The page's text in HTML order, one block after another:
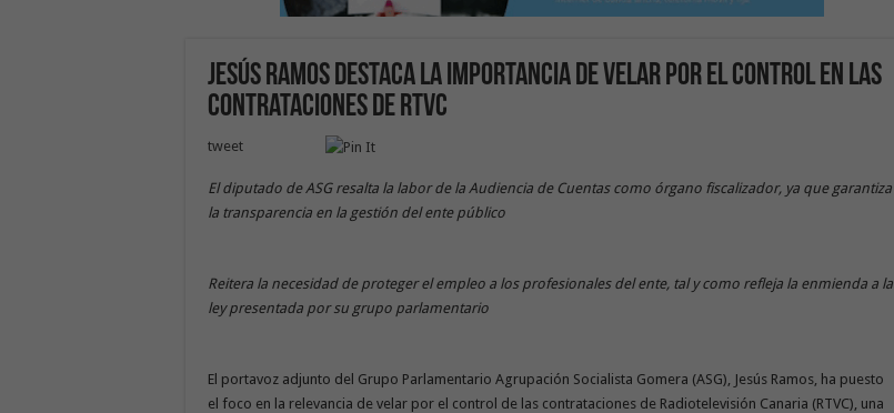
Jesús Ramos destaca la importancia de velar por el control en las
contrataciones de RTVC
tweet
El diputado de ASG resalta la labor de la Audiencia de Cuentas como órgano fiscalizador, ya que garantiza
la transparencia en la gestión del ente público
Reitera la necesidad de proteger el empleo a los profesionales del ente, tal y como refleja la enmienda a la
ley presentada por su grupo parlamentario
El portavoz adjunto del Grupo Parlamentario Agrupación Socialista Gomera (ASG), Jesús Ramos, ha puesto
el foco en la relevancia de velar por el control de las contrataciones de Radiotelevisión Canaria (RTVC), una